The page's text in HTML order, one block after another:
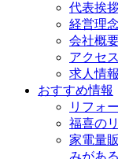
代表挨
経営理念
会社概
アクセ
求人情報
おすすめ情報
リフォ
福喜の
家電量
みがあ